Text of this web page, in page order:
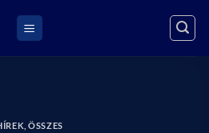
,ÖSSZES